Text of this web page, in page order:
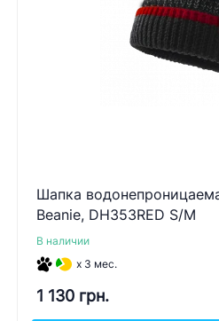
Шапка
Beanie, DH353RED S/M
В наличии
x 3 мес.
1 130 грн.